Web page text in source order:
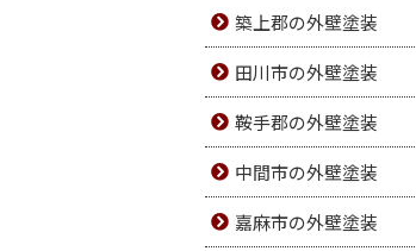
築上郡の外壁塗装
田川市の外壁塗装
鞍手郡の外壁塗装
中間市の外壁塗装
嘉麻市の外壁塗装